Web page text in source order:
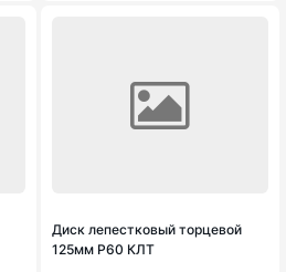
Диск лепестковый торцевой
125мм Р60 КЛТ